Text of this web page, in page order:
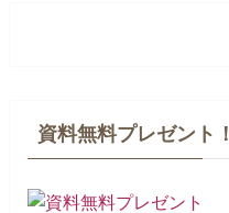
資料無料プレゼント！